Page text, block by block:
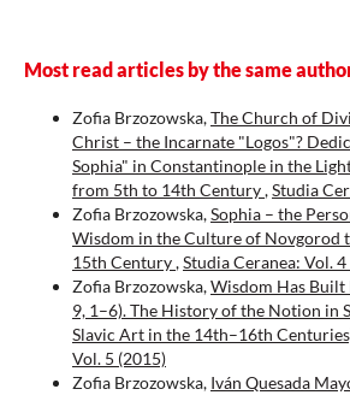
Most read articles by the same
Zofia Brzozowska,The Church of
Christ – the Incarnate "Logos"?
Sophia" in Constantinople in the
from 5th to 14th Century,Studia
Zofia Brzozowska,Sophia – the
Wisdom in the Culture of Novgorod
15th Century,Studia Ceranea: Vol.
Zofia Brzozowska,Wisdom Has Built
9, 1–6). The History of the Notion in
Slavic Art in the 14th–16th
Vol. 5 (2015)
Zofia Brzozowska, Iván Quesada